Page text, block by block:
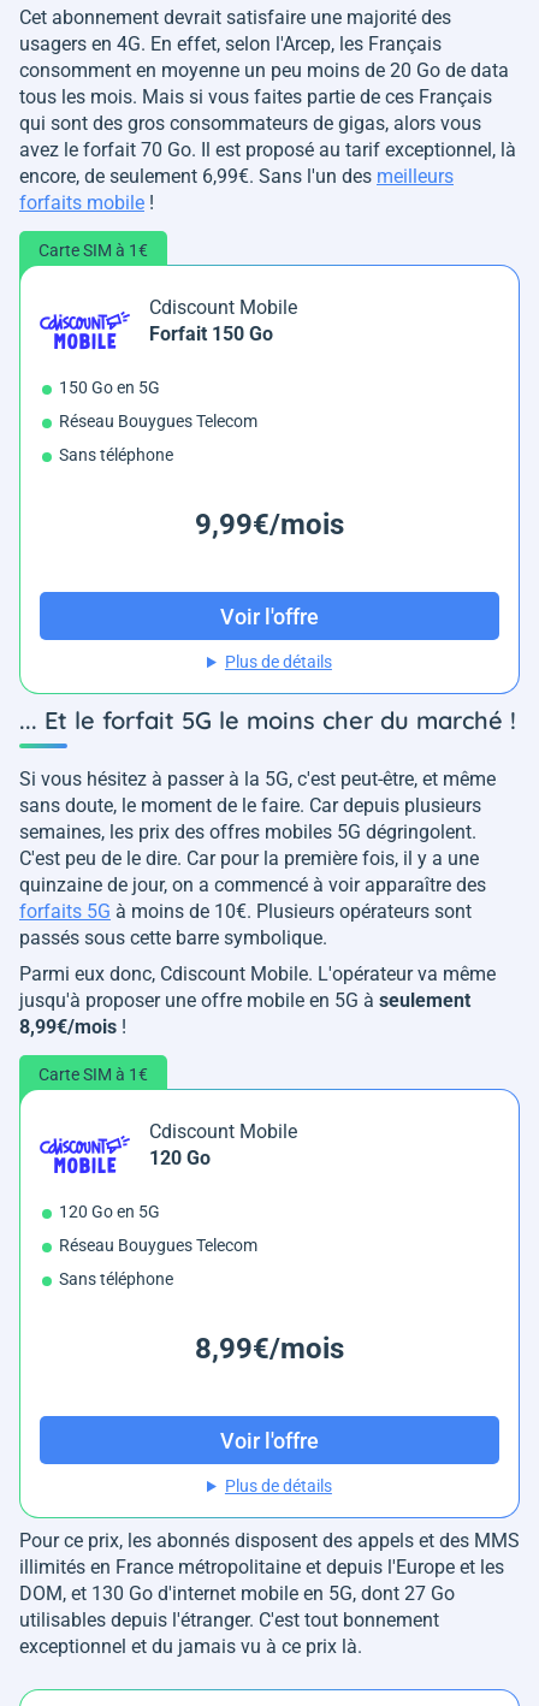
Cet abonnement devrait satisfaire une majorité des
usagers en 4G. En effet, selon l'Arcep, les Français
consomment en moyenne un peu moins de 20 Go de data
tous les mois. Mais si vous faites partie de ces Français
qui sont des gros consommateurs de gigas, alors vous
avez le forfait 70 Go. Il est proposé au tarif exceptionnel, là
encore, de seulement 6,99€. Sans l'un des meilleurs
forfaits mobile !
Carte SIM à 1€
Cdiscount Mobile
Forfait 150 Go
150 Go en 5G
Réseau Bouygues Telecom
Sans téléphone
9,99€/mois
Voir l'offre
Plus de détails
... Et le forfait 5G le moins cher du marché !
Si vous hésitez à passer à la 5G, c'est peut-être, et même
sans doute, le moment de le faire. Car depuis plusieurs
semaines, les prix des offres mobiles 5G dégringolent.
C'est peu de le dire. Car pour la première fois, il y a une
quinzaine de jour, on a commencé à voir apparaître des
forfaits 5G à moins de 10€. Plusieurs opérateurs sont
passés sous cette barre symbolique.
Parmi eux donc, Cdiscount Mobile. L'opérateur va même
jusqu'à proposer une offre mobile en 5G à seulement
8,99€/mois !
Carte SIM à 1€
Cdiscount Mobile
120 Go
120 Go en 5G
Réseau Bouygues Telecom
Sans téléphone
8,99€/mois
Voir l'offre
Plus de détails
Pour ce prix, les abonnés disposent des appels et des MMS
illimités en France métropolitaine et depuis l'Europe et les
DOM, et 130 Go d'internet mobile en 5G, dont 27 Go
utilisables depuis l'étranger. C'est tout bonnement
exceptionnel et du jamais vu à ce prix là.